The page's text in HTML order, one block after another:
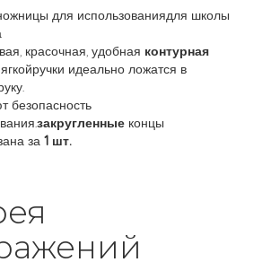
для использованиядля школы
красочная, удобная контурная
идеально ложатся в
безопасность
закругленные концы
за 1 шт.